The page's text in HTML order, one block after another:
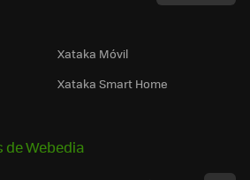
Xataka Móvil
Xataka Smart Home
Webedia